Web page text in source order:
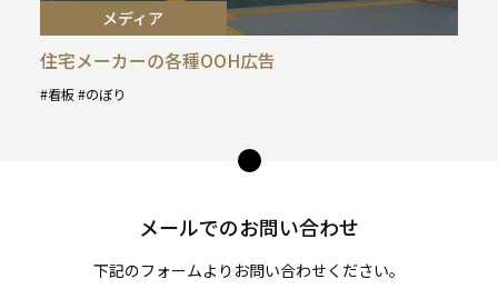
メディア
住宅メーカーの各種OOH広告
看板 のぼり
メールでのお問い合わせ
下記のフォームよりお問い合わせください。
ペー
プ